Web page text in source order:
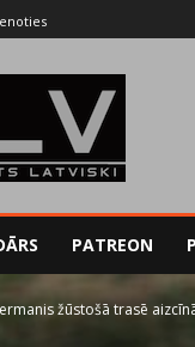
PATREON
žūstošā trasē